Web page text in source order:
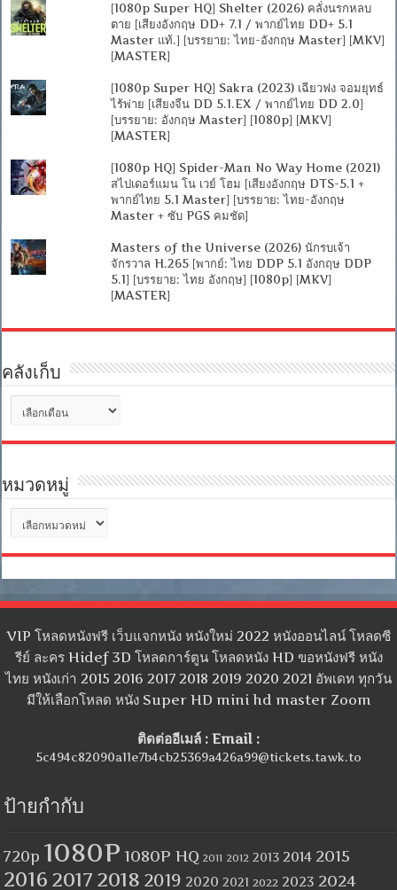
[1080p Super HQ] Shelter (2026) คลั่งนรกหลบ
ตาย [เสียงอังกฤษ DD+ 7.1 / พากย์ไทย DD+ 5.1
Master แท้.] [บรรยาย: ไทย-อังกฤษ Master] [MKV]
[MASTER]
[1080p Super HQ] Sakra (2023) เฉียวฟง จอมยุทธ์
ไร้พ่าย [เสียงจีน DD 5.1.EX / พากย์ไทย DD 2.0]
[บรรยาย: อังกฤษ Master] [1080p] [MKV]
[MASTER]
[1080p HQ] Spider-Man No Way Home (2021)
สไปเดอร์แมน โน เวย์ โฮม [เสียงอังกฤษ DTS-5.1 +
พากย์ไทย 5.1 Master] [บรรยาย: ไทย-อังกฤษ
Master + ซับ PGS คมชัด]
Masters of the Universe (2026) นักรบเจ้า
จักรวาล H.265 [พากย์: ไทย DDP 5.1 อังกฤษ DDP
5.1] [บรรยาย: ไทย อังกฤษ] [1080p] [MKV]
[MASTER]
คลังเก็บ
คลัง
เก็บ
หมวดหมู่
หมวด
หมู่
VIP โหลดหนังฟรี เว็บแจกหนัง หนังใหม่ 2022 หนังออนไลน์ โหลดซี
รีย์ ละคร Hidef 3D โหลดการ์ตูน โหลดหนัง HD ขอหนังฟรี หนัง
ไทย หนังเก่า 2015 2016 2017 2018 2019 2020 2021 อัพเดท ทุกวัน
มีให้เลือกโหลด หนัง Super HD mini hd master Zoom
ติดต่ออีเมล์ : Email :
5c494c82090a11e7b4cb25369a426a99@tickets.tawk.to
ป้ายกำกับ
720p 1080P 1080P HQ 2011 2012 2013 2014 2015
2016 2017 2018 2019 2020 2021 2022 2023 2024